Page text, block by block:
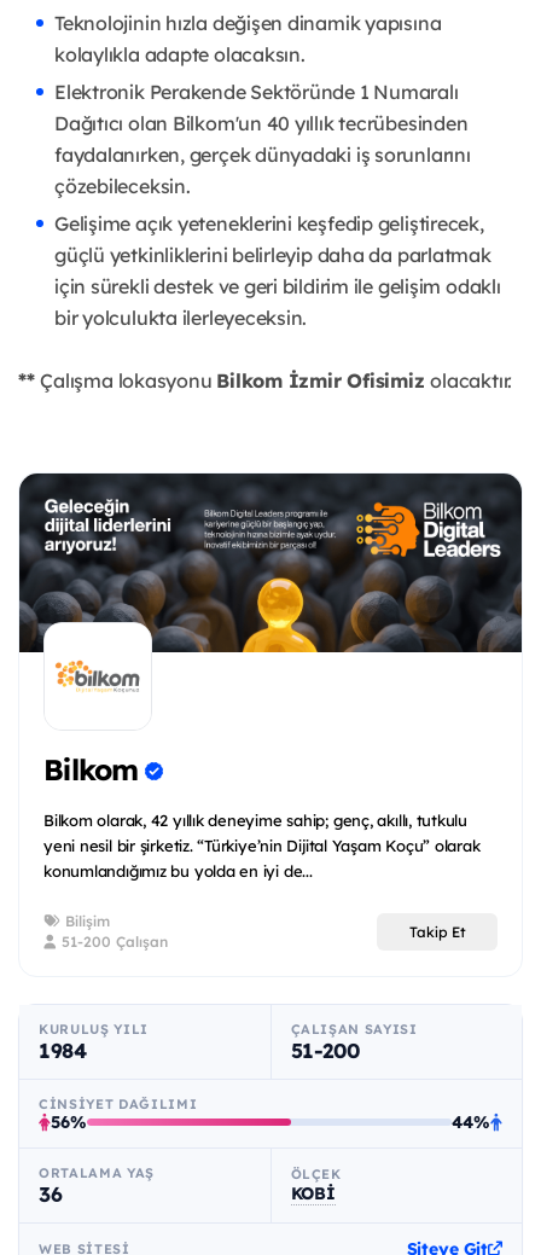
Teknolojinin hızla değişen dinamik yapısına
kolaylıkla adapte olacaksın.
Elektronik Perakende Sektöründe 1 Numaralı
Dağıtıcı olan Bilkom'un 40 yıllık tecrübesinden
faydalanırken, gerçek dünyadaki iş sorunlarını
çözebileceksin.
Gelişime açık yeteneklerini keşfedip geliştirecek,
güçlü yetkinliklerini belirleyip daha da parlatmak
için sürekli destek ve geri bildirim ile gelişim odaklı
bir yolculukta ilerleyeceksin.
**Çalışma lokasyonu Bilkom İzmir Ofisimizolacaktır.
Bilkom
Bilkom olarak, 42 yıllık deneyime sahip; genç, akıllı, tutkulu
yeni nesil bir şirketiz. “Türkiye’nin Dijital Yaşam Koçu” olarak
konumlandığımız bu yolda en iyi de...
Bilişim
51-200 Çalışan
Takip Et
KURULUŞ YILI
1984
ÇALIŞAN SAYISI
51-200
CINSIYET DAĞILIMI
56% 44%
ORTALAMA YAŞ
36
ÖLÇEK
KOBİ
WEB SITESI Siteye Git